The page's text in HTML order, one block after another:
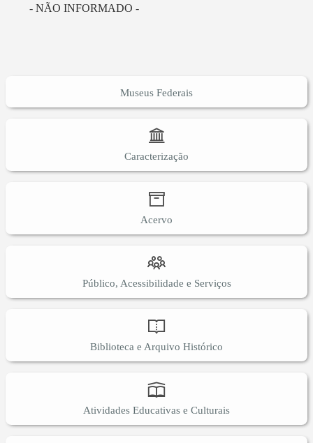
- NÃO INFORMADO -
Museus Federais
Caracterização
Acervo
Público, Acessibilidade e Serviços
Biblioteca e Arquivo Histórico
Atividades Educativas e Culturais